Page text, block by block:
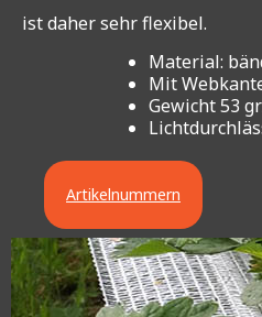
ist daher sehr flexibel.
Material:
Mit
Gewicht 53
Artikelnummern